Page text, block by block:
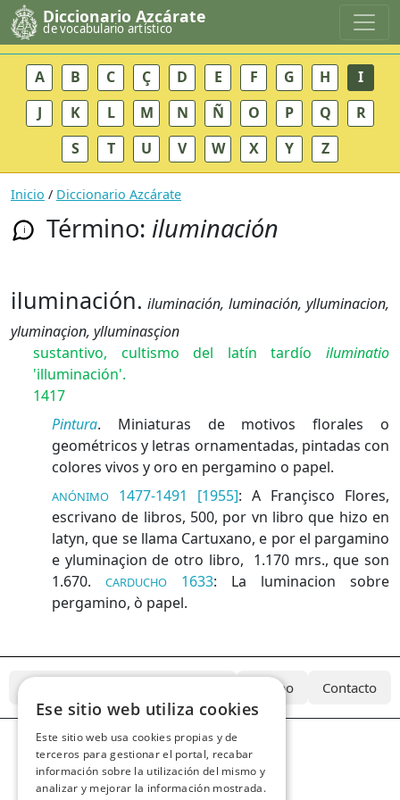
Diccionario Azcárate
de vocabulario artístico
A B C Ç D E F G H
I
J
K L M N Ñ O P Q
R
S
T U V W X Y Z
Inicio / Diccionario Azcárate
i Término: iluminación
iluminación. iluminación, luminación, ylluminacion,
yluminaçion, ylluminasçion
sustantivo, cultismo del latín tardío iluminatio
'illuminación'.
1417
Pintura. Miniaturas de motivos florales o
geométricos y letras ornamentadas, pintadas con
colores vivos y oro en pergamino o papel.
ANÓNIMO 1477-1491 [1955]: A Françisco Flores,
escrivano de libros, 500, por vn libro que hizo en
latyn, que se llama Cartuxano, e por el pargamino
e yluminaçion de otro libro, 1.170 mrs., que son
1.670.
CARDUCHO 1633: La luminacion sobre
pergamino, ò papel.
Equipo Contacto
Ese sitio web utiliza cookies
Este sitio web usa cookies propias y de
terceros para gestionar el portal, recabar
información sobre la utilización del mismo y
analizar y mejorar la información mostrada.